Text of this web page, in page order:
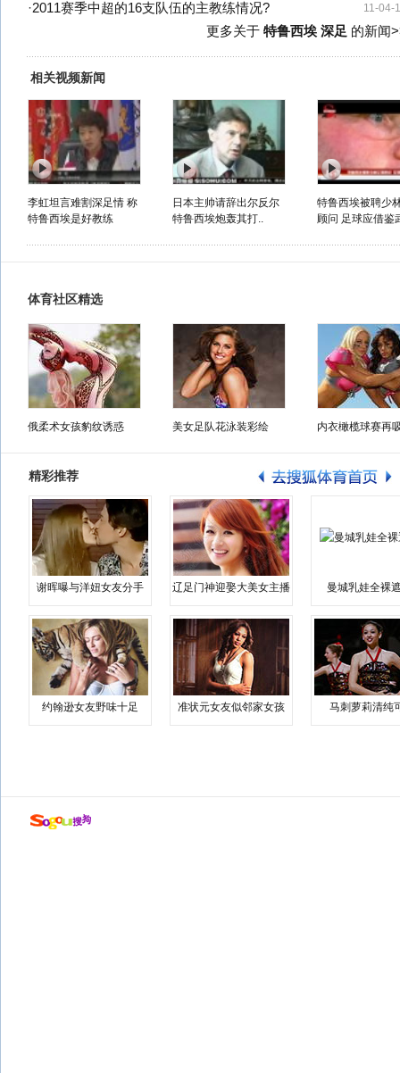
11-04-
·2011赛季中超的16支队伍的主教练情况?
更多关于 特鲁西埃 深足 的新闻
相关视频新闻
李虹坦言难割深足情 称
特鲁西埃是好教练
日本主帅请辞出尔反尔
特鲁西埃炮轰其打..
特鲁西埃被聘少
顾问 足球应借鉴
体育社区精选
俄柔术女孩豹纹诱惑 美女足队花泳装彩绘 内衣橄榄球赛再
精彩推荐
谢晖曝与洋妞女友分手 辽足门神迎娶大美女主播 曼城乳娃全裸
约翰逊女友野味十足 准状元女友似邻家女孩 马刺萝莉清纯